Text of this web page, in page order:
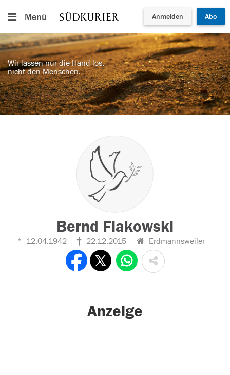
Menü Anmelden Abo
Wir lassen nur die Hand los,
nicht den Menschen.
Bernd Flakowski
12.04.1942 22.12.2015 Erdmannsweiler
Anzeige